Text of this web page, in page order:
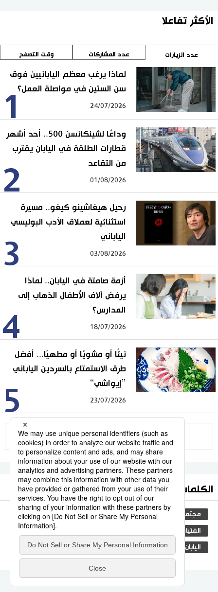
الأكثر تفاعلا
عدد الزيارات عدد المشاركات وقت التصفح
1
لماذا يرغب معظم اليابانيين فوق
سن الستين في مواصلة العمل؟
24/07/2026
2
وداعًا لشينكانسن 500.. أحد أشهر
قطارات الطلقة في اليابان يقترب
من التقاعد
01/08/2026
3
رحيل هيغاشينو كيغو.. مسيرة
استثنائية لعملاق الأدب البوليسي
الياباني
03/08/2026
4
أزمة صامتة في اليابان.. لماذا
يرفض آلاف الأطفال الذهاب إلى
المدارس؟
18/07/2026
5
نيئًا أو مشويًا أو مطهيًا... أفضل
طرق الاستمتاع بالسردين الياباني
”إيواشي“
23/07/2026
للمزيد
الكلمات الأكثر بحثا
مجتمع التعليم الياباني الجنس طوكيو
الفتيات المجتمع الياباني
اليابان الجريمة